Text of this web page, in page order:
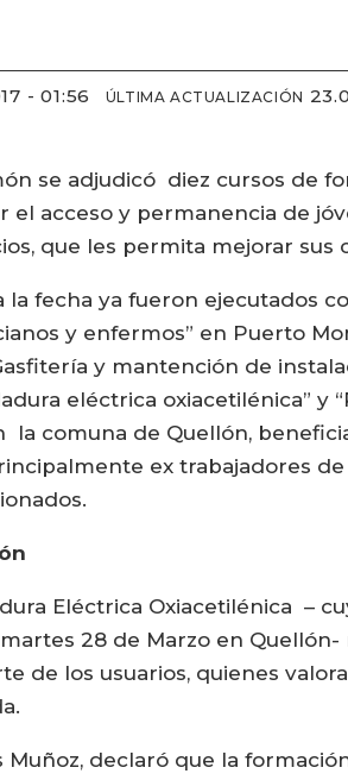
- 01:56 ÚLTIMA ACTUALIZACIÓN
se adjudicó diez cursos de
el acceso y permanencia de
que les permita mejorar sus
la fecha ya fueron ejecutados
y enfermos” en Puerto
y mantención de
eléctrica oxiacetilénica” y
la comuna de Quellón,
ex trabajadores
Eléctrica Oxiacetilénica –
28 de Marzo en
de los usuarios, quienes
Muñoz, declaró que la